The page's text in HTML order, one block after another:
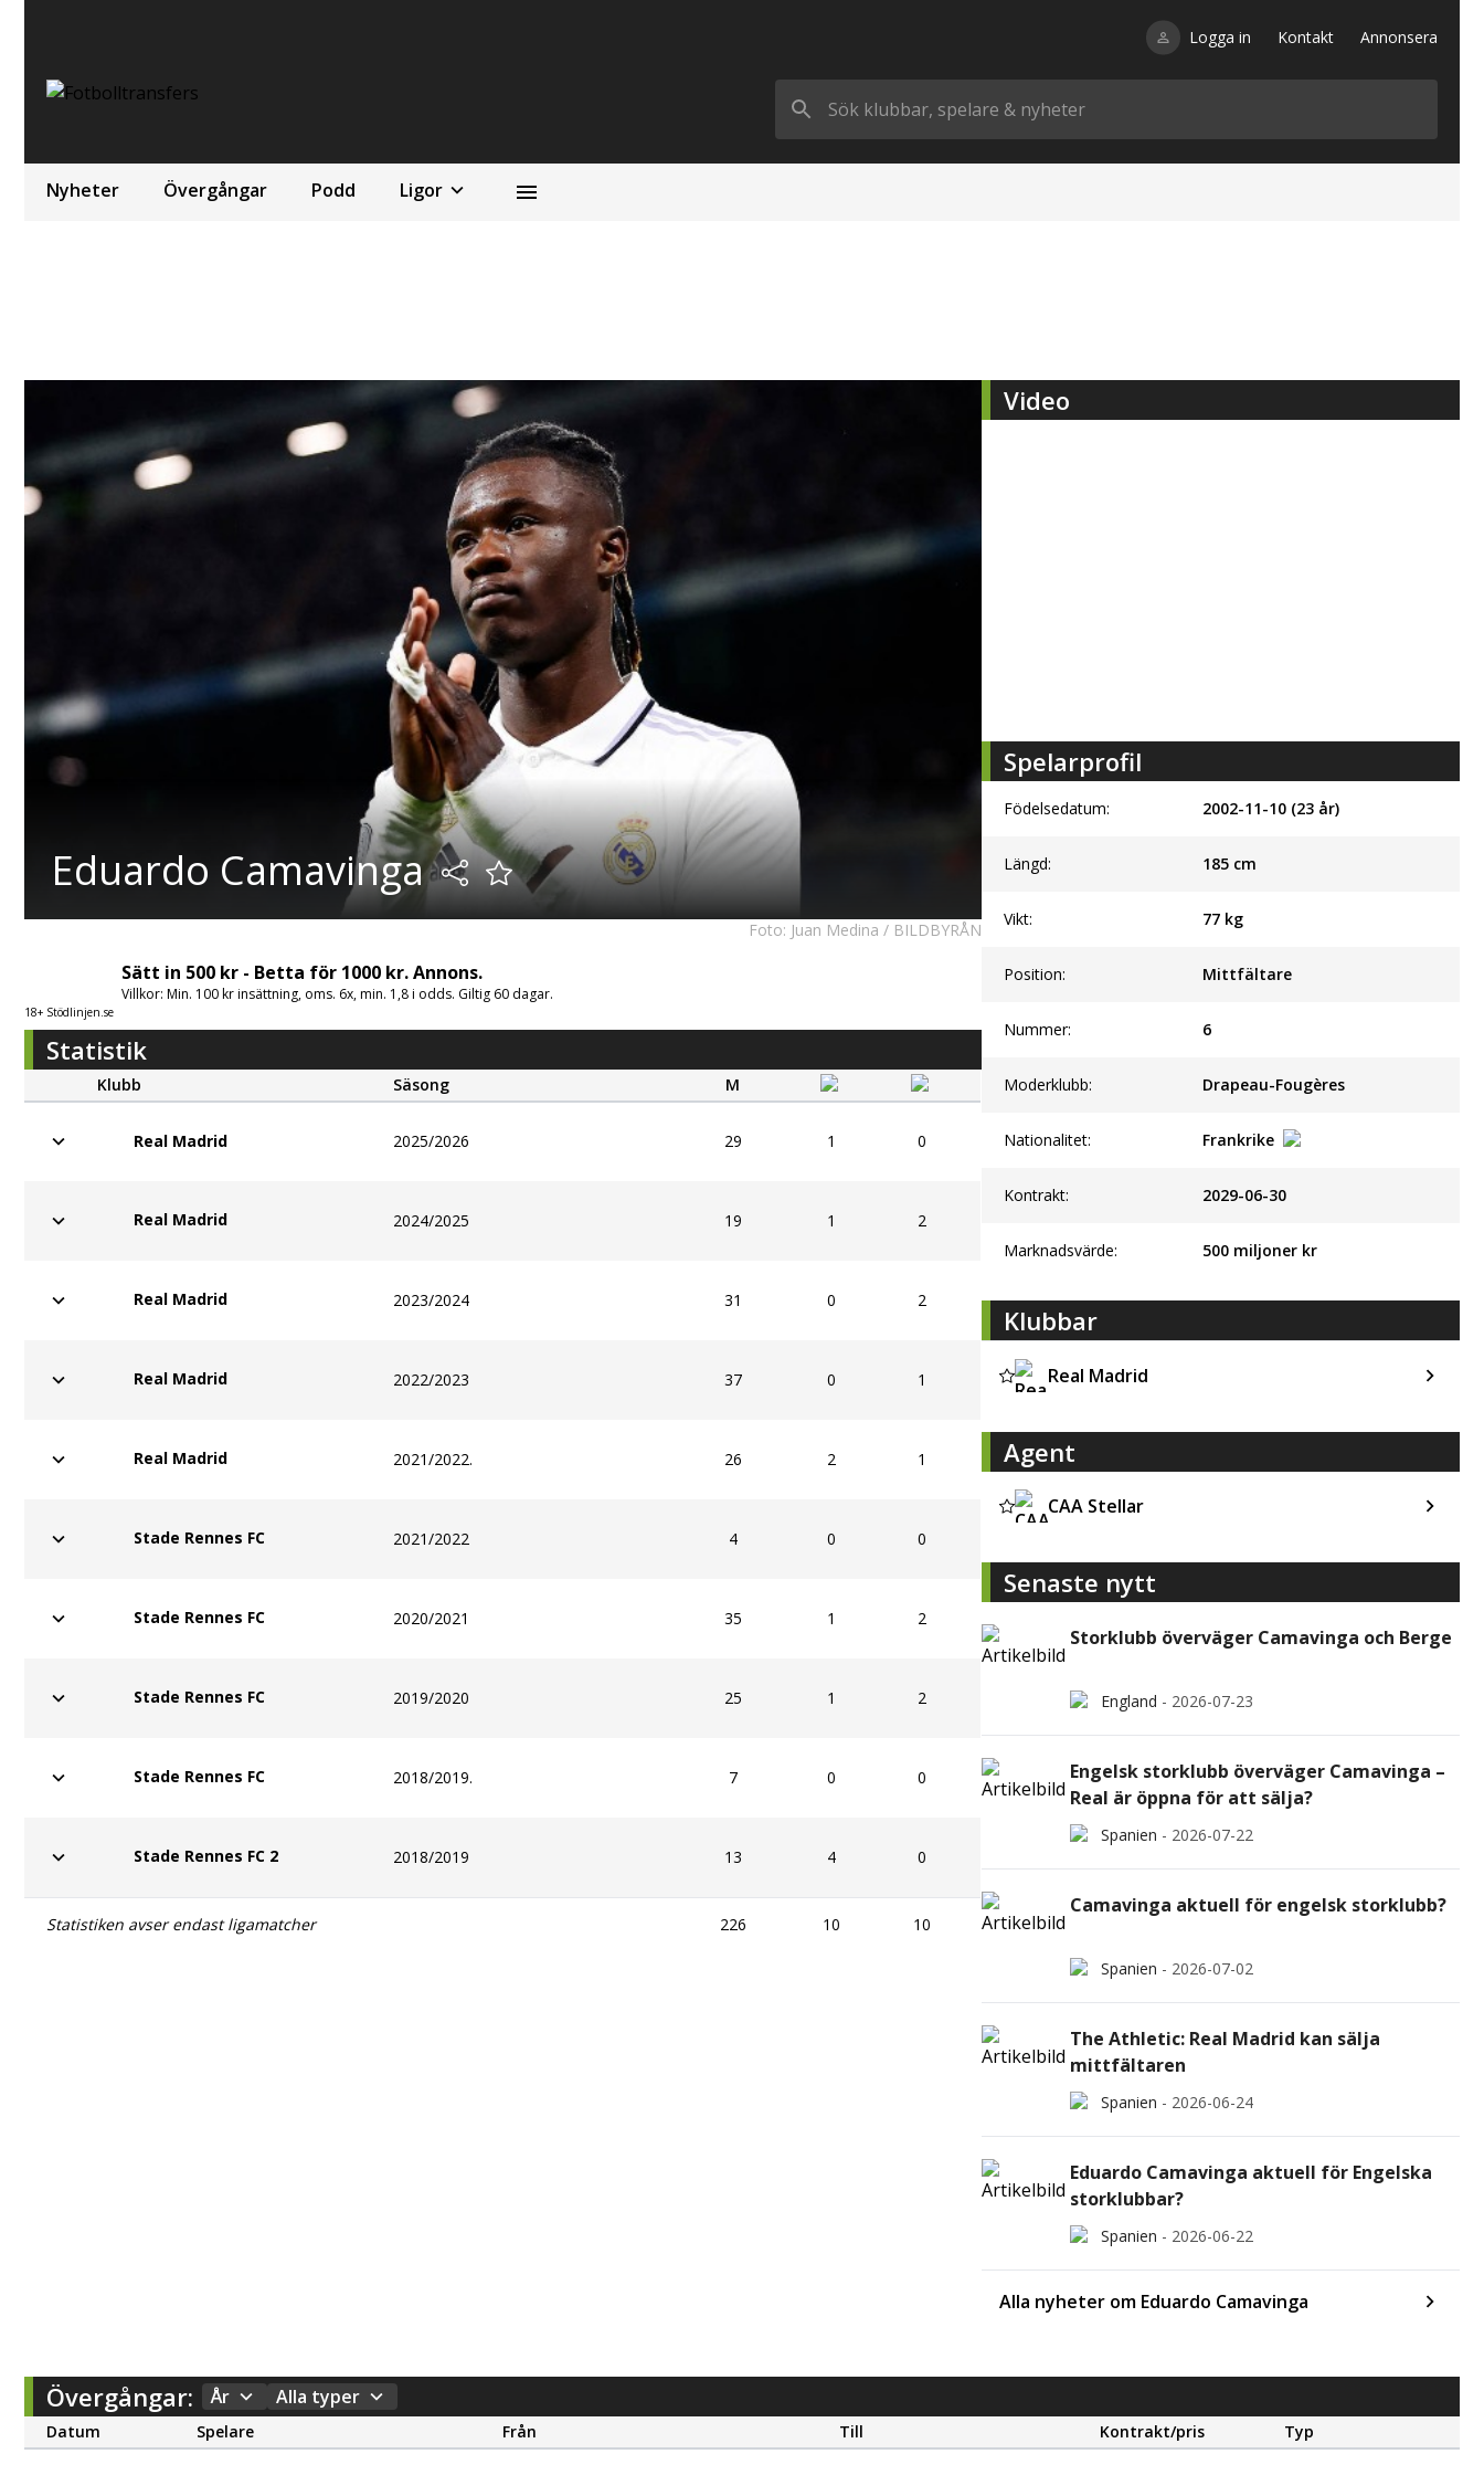
Logga in Kontakt Annonsera
Nyheter Övergångar Podd Ligor
Eduardo Camavinga
Foto: Juan Medina / BILDBYRÅN
18+ Stödlinjen.se
Sätt in 500 kr - Betta för 1000 kr. Annons.
Villkor: Min. 100 kr insättning, oms. 6x, min. 1,8 i odds. Giltig 60 dagar.
Statistik
Klubb Säsong M
Real Madrid 2025/2026 29 1 0
Real Madrid 2024/2025 19 1 2
Real Madrid 2023/2024 31 0 2
Real Madrid 2022/2023 37 0 1
Real Madrid 2021/2022. 26 2 1
Stade Rennes FC 2021/2022 4 0 0
Stade Rennes FC 2020/2021 35 1 2
Stade Rennes FC 2019/2020 25 1 2
Stade Rennes FC 2018/2019. 7 0 0
Stade Rennes FC 2 2018/2019 13 4 0
Statistiken avser endast ligamatcher 226 10 10
Video
Spelarprofil
Födelsedatum: 2002-11-10 (23 år)
Längd: 185cm
Vikt: 77kg
Position: Mittfältare
Nummer: 6
Moderklubb: Drapeau-Fougères
Nationalitet: Frankrike
Kontrakt: 2029-06-30
Marknadsvärde: 500 miljoner kr
Klubbar
Real Madrid
Agent
CAA Stellar
Senaste nytt
Storklubb överväger Camavinga och Berge
England - 2026-07-23
Engelsk storklubb överväger Camavinga –
Real är öppna för att sälja?
Spanien - 2026-07-22
Camavinga aktuell för engelsk storklubb?
Spanien - 2026-07-02
The Athletic: Real Madrid kan sälja
mittfältaren
Spanien - 2026-06-24
Eduardo Camavinga aktuell för Engelska
storklubbar?
Spanien - 2026-06-22
Alla nyheter om Eduardo Camavinga
Övergångar: År Alla typer
Datum Spelare Från Till Kontrakt/pris Typ